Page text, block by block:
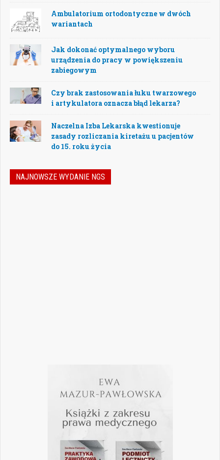
Ambulatorium ortodontyczne w dwóch
wariantach
Jak dokonać optymalnego wyboru
urządzenia do pracy w powiększeniu
zabiegowym
Czy brak zastosowania łuku twarzowego
i artykulatora oznacza błąd lekarza?
Naczelna Izba Lekarska kwestionuje
zasady rozliczania kiretażu u pacjentów
do 15. roku życia
NAJNOWSZE WYDANIE NGS